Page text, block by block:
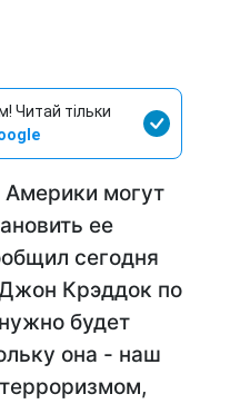
Читай тільки
могут
ее
сегодня
Крэддок по
будет
она - наш